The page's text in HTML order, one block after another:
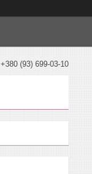
+380 (93) 699-03-10